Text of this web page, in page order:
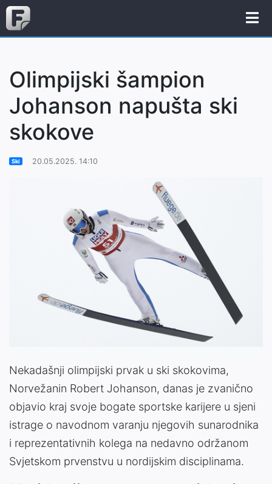
Olimpijski šampion
Johanson napušta ski
skokove
Ski 20.05.2025. 14:10
Nekadašnji olimpijski prvak u ski skokovima,
Norvežanin Robert Johanson, danas je zvanično
objavio kraj svoje bogate sportske karijere u sjeni
istrage o navodnom varanju njegovih sunarodnika
i reprezentativnih kolega na nedavno održanom
Svjetskom prvenstvu u nordijskim disciplinama.